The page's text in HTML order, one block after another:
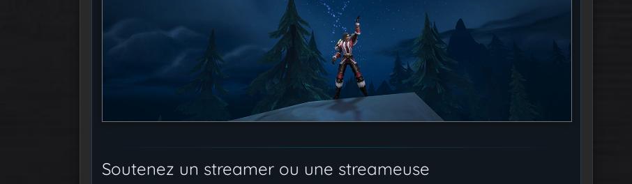
Soutenez un streamer ou une streameuse